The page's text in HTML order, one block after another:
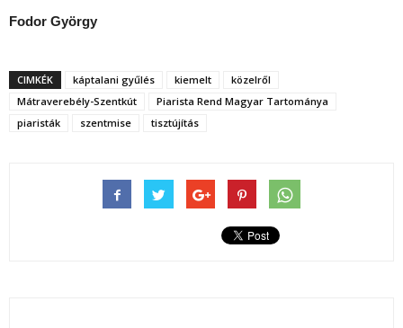
Fodor György
CIMKÉK káptalani gyűlés kiemelt
közelről
Mátraverebély-Szentkút
Piarista Rend Magyar Tartománya
piaristák
szentmise tisztújítás